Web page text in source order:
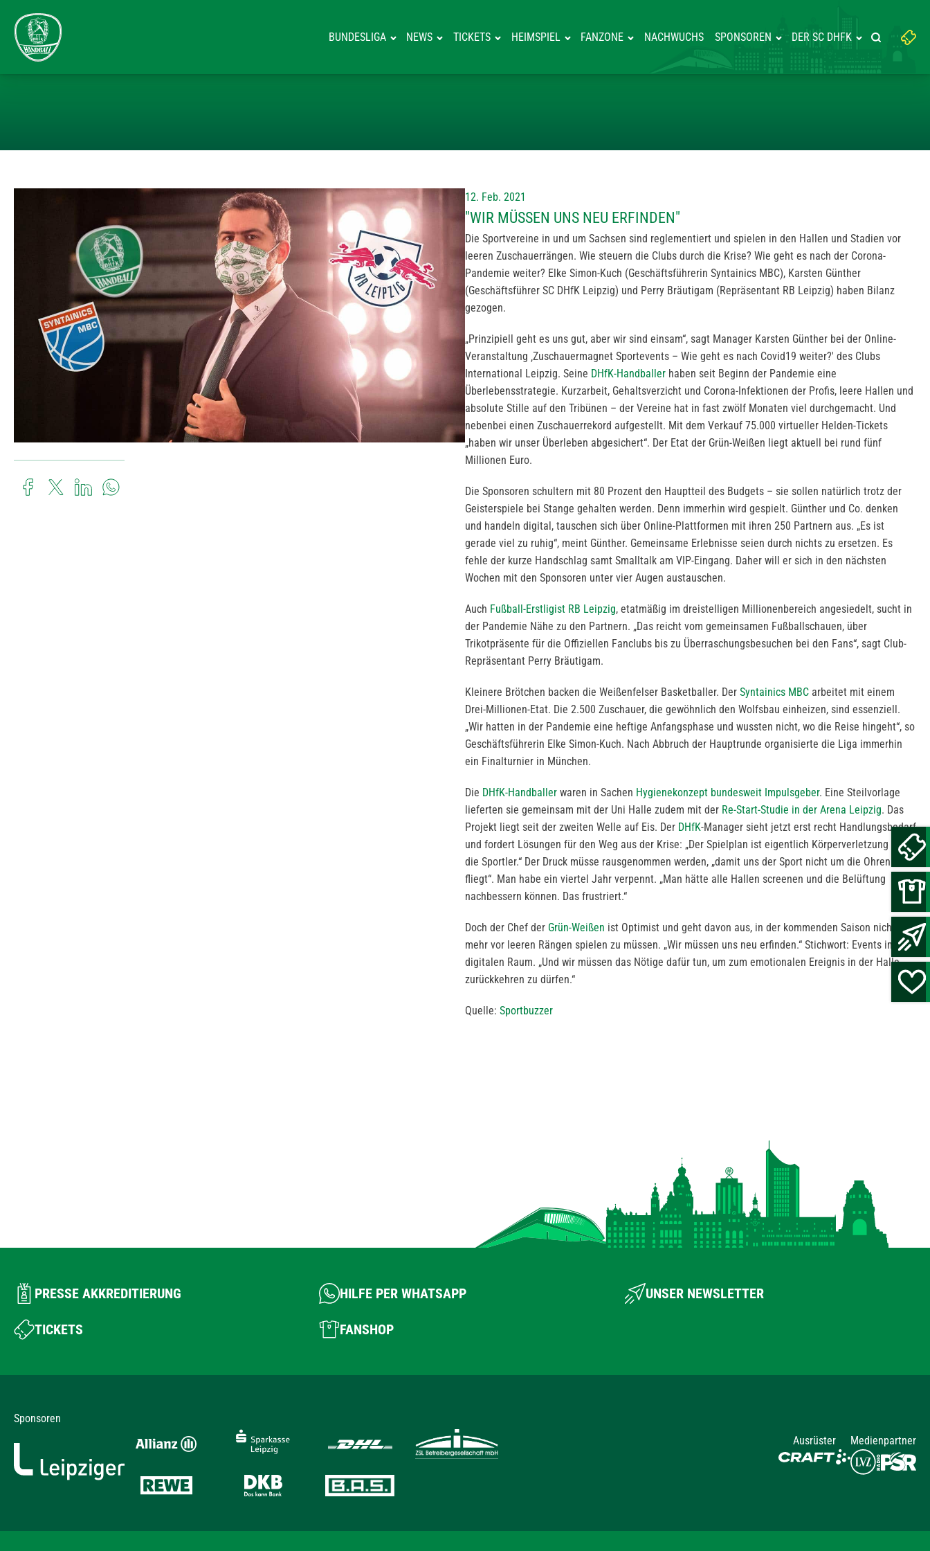
BUNDESLIGA NEWS TICKETS HEIMSPIEL FANZONE NACHWUCHS SPONSOREN DER SC DHFK
Suchbegriff
eingeben:
Suche
12. Feb. 2021
"WIR MÜSSEN UNS NEU ERFINDEN"
Die Sportvereine in und um Sachsen sind reglementiert und spielen in den Hallen und Stadien vor
leeren Zuschauerrängen. Wie steuern die Clubs durch die Krise? Wie geht es nach der Corona-
Pandemie weiter? Elke Simon-Kuch (Geschäftsführerin Syntainics MBC), Karsten Günther
(Geschäftsführer SC DHfK Leipzig) und Perry Bräutigam (Repräsentant RB Leipzig) haben Bilanz
gezogen.
„Prinzipiell geht es uns gut, aber wir sind einsam“, sagt Manager Karsten Günther bei der Online-
Veranstaltung ‚Zuschauermagnet Sportevents – Wie geht es nach Covid19 weiter?' des Clubs
International Leipzig. Seine DHfK-Handballer haben seit Beginn der Pandemie eine
Überlebensstrategie. Kurzarbeit, Gehaltsverzicht und Corona-Infektionen der Profis, leere Hallen und
absolute Stille auf den Tribünen – der Vereine hat in fast zwölf Monaten viel durchgemacht. Und
nebenbei einen Zuschauerrekord aufgestellt. Mit dem Verkauf 75.000 virtueller Helden-Tickets
„haben wir unser Überleben abgesichert“. Der Etat der Grün-Weißen liegt aktuell bei rund fünf
Millionen Euro.
Die Sponsoren schultern mit 80 Prozent den Hauptteil des Budgets – sie sollen natürlich trotz der
Geisterspiele bei Stange gehalten werden. Denn immerhin wird gespielt. Günther und Co. denken
und handeln digital, tauschen sich über Online-Plattformen mit ihren 250 Partnern aus. „Es ist
gerade viel zu ruhig“, meint Günther. Gemeinsame Erlebnisse seien durch nichts zu ersetzen. Es
fehle der kurze Handschlag samt Smalltalk am VIP-Eingang. Daher will er sich in den nächsten
Wochen mit den Sponsoren unter vier Augen austauschen.
Auch Fußball-Erstligist RB Leipzig, etatmäßig im dreistelligen Millionenbereich angesiedelt, sucht in
der Pandemie Nähe zu den Partnern. „Das reicht vom gemeinsamen Fußballschauen, über
Trikotpräsente für die Offiziellen Fanclubs bis zu Überraschungsbesuchen bei den Fans“, sagt Club-
Repräsentant Perry Bräutigam.
Kleinere Brötchen backen die Weißenfelser Basketballer. Der Syntainics MBC arbeitet mit einem
Drei-Millionen-Etat. Die 2.500 Zuschauer, die gewöhnlich den Wolfsbau einheizen, sind essenziell.
„Wir hatten in der Pandemie eine heftige Anfangsphase und wussten nicht, wo die Reise hingeht“, so
Geschäftsführerin Elke Simon-Kuch. Nach Abbruch der Hauptrunde organisierte die Liga immerhin
ein Finalturnier in München.
Die DHfK-Handballer waren in Sachen Hygienekonzept bundesweit Impulsgeber. Eine Steilvorlage
lieferten sie gemeinsam mit der Uni Halle zudem mit der Re-Start-Studie in der Arena Leipzig. Das
Projekt liegt seit der zweiten Welle auf Eis. Der DHfK-Manager sieht jetzt erst recht Handlungsbedarf
und fordert Lösungen für den Weg aus der Krise: „Der Spielplan ist eigentlich Körperverletzung für
die Sportler.“ Der Druck müsse rausgenommen werden, „damit uns der Sport nicht um die Ohren
fliegt“. Man habe ein viertel Jahr verpennt. „Man hätte alle Hallen screenen und die Belüftung
nachbessern können. Das frustriert.“
Doch der Chef der Grün-Weißen ist Optimist und geht davon aus, in der kommenden Saison nicht
mehr vor leeren Rängen spielen zu müssen. „Wir müssen uns neu erfinden.“ Stichwort: Events im
digitalen Raum. „Und wir müssen das Nötige dafür tun, um zum emotionalen Ereignis in der Halle
zurückkehren zu dürfen.“
Quelle: Sportbuzzer
PRESSE AKKREDITIERUNG HILFE PER WHATSAPP UNSER NEWSLETTER
TICKETS FANSHOP
Sponsoren
Ausrüster
Medienpartner